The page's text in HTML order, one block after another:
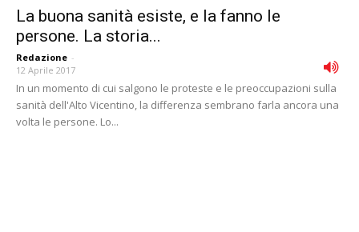
La buona sanità esiste, e la fanno le
persone. La storia...
Redazione -
12 Aprile 2017
In un momento di cui salgono le proteste e le preoccupazioni sulla
sanità dell'Alto Vicentino, la differenza sembrano farla ancora una
volta le persone. Lo...